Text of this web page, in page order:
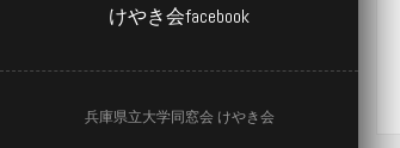
けやき会facebook
兵庫県立大学同窓会 けやき会